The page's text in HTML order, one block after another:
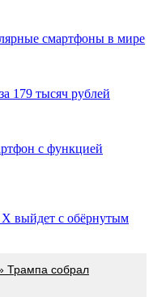
смартфоны в мире
179 тысяч рублей
с функцией
выйдет с обёрнутым
Трампа собрал